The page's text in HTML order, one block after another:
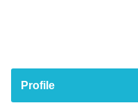
Profile